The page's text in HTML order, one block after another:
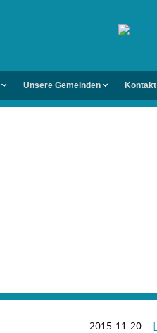
Unsere Gemeinden Kontakt
2015-11-20